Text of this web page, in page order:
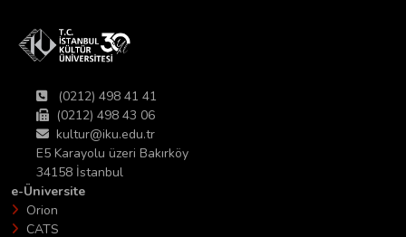
(0212) 498 41 41
(0212) 498 43 06
kultur@iku.edu.tr
E5 Karayolu üzeri Bakırköy
34158 İstanbul
e-Üniversite
Orion
CATS